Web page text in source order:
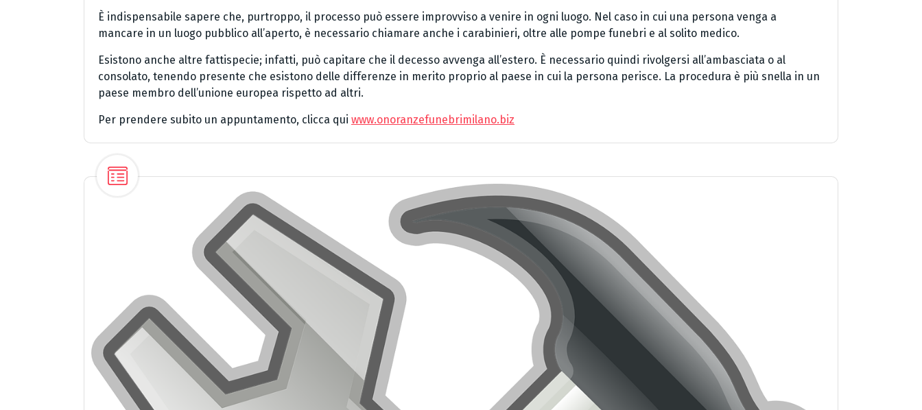
È indispensabile sapere che, purtroppo, il processo può essere improvviso a venire in ogni luogo. Nel caso in cui una persona venga a
mancare in un luogo pubblico all’aperto, è necessario chiamare anche i carabinieri, oltre alle pompe funebri e al solito medico.
Esistono anche altre fattispecie; infatti, può capitare che il decesso avvenga all’estero. È necessario quindi rivolgersi all’ambasciata o al
consolato, tenendo presente che esistono delle differenze in merito proprio al paese in cui la persona perisce. La procedura è più snella in un
paese membro dell’unione europea rispetto ad altri.
Per prendere subito un appuntamento, clicca qui www.onoranzefunebrimilano.biz